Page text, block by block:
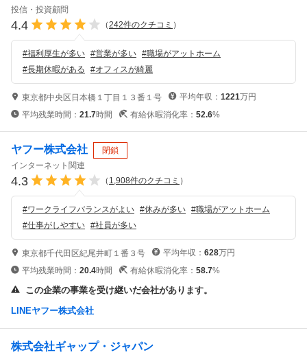
投信・投資顧問
4.4 （242件のクチコミ ）
#福利厚生が多い #営業が多い #職場がアットホーム
#長期休暇がある #オフィスが綺麗
東京都中央区日本橋１丁目１３番１号 平均年収： 1221万円
平均残業時間： 21.7時間 有給休暇消化率： 52.6%
ヤフー株式会社
閉鎖
インターネット関連
4.3 （ 1,908件のクチコミ ）
#ワークライフバランスがよい #休みが多い #職場がアットホーム
#仕事がしやすい #社員が多い
東京都千代田区紀尾井町１番３号 平均年収： 628万円
平均残業時間： 20.4時間 有給休暇消化率： 58.7%
この企業の事業を受け継いだ会社があります。
LINEヤフー株式会社
株式会社ギャップ・ジャパン